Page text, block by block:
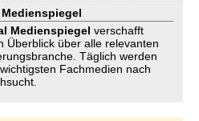
Medienspiegel verschafft
Überblick über alle relevanten
Täglich werden
Fachmedien nach